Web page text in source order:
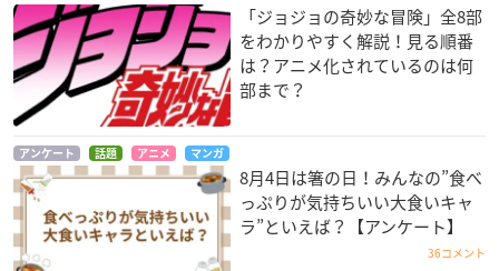
「ジョジョの奇妙な冒険」全8部
をわかりやすく解説！見る順番
は？アニメ化されているのは何
部まで？
アンケート 話題 アニメ マンガ
8月4日は箸の日！みんなの”食べ
っぷりが気持ちいい大食いキャ
ラ”といえば？【アンケート】
36コメント